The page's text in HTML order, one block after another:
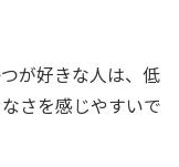
が好きな人は、低
さを感じやすいで